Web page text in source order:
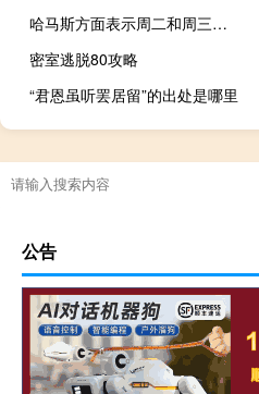
哈马斯方面表示周二和周三以色列对加沙贾巴利亚营地的袭击造成至少195名巴勒斯坦人死亡
密室逃脱80攻略
“君恩虽听罢居留”的出处是哪里
公告